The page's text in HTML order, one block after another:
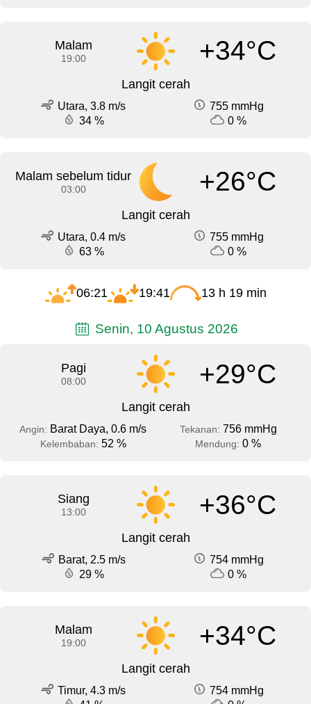
Malam
19:00 +34°C
Langit cerah
Utara, 3.8 m/s
755 mmHg
34 %
0 %
Malam sebelum tidur
03:00 +26°C
Langit cerah
Utara, 0.4 m/s
755 mmHg
63 %
0 %
06:21 19:41 13 h 19 min
Senin, 10 Agustus 2026
Pagi
08:00 +29°C
Langit cerah
Angin: Barat Daya, 0.6 m/s Tekanan: 756 mmHg
Kelembaban: 52 % Mendung: 0 %
Siang
13:00 +36°C
Langit cerah
Barat, 2.5 m/s
754 mmHg
29 %
0 %
Malam
19:00 +34°C
Langit cerah
Timur, 4.3 m/s
754 mmHg